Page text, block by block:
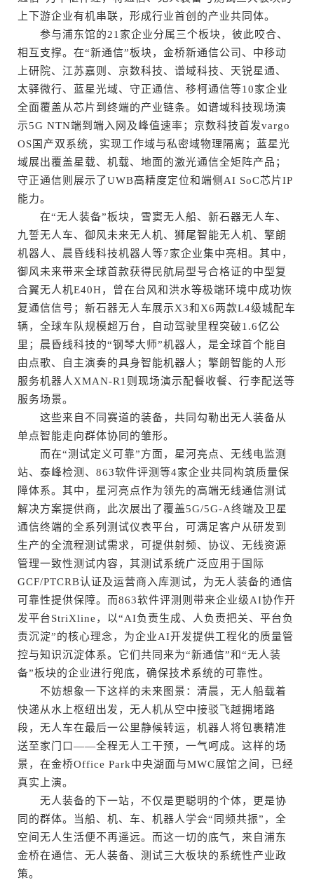
上下游企业有机串联，形成行业首创的产业共同体。
参与浦东馆的21家企业分属三个板块，彼此咬合、
相互支撑。在“新通信”板块，金桥新通信公司、中移动
上研院、江苏嘉则、京数科技、谱域科技、天锐星通、
太驿微行、蓝星光域、守正通信、移柯通信等10家企业
全面覆盖从芯片到终端的产业链条。如谱域科技现场演
示5G NTN端到端入网及峰值速率；京数科技首发vargo
OS国产双系统，实现工作域与私密域物理隔离；蓝星光
域展出覆盖星载、机载、地面的激光通信全矩阵产品；
守正通信则展示了UWB高精度定位和端侧AI SoC芯片IP
能力。
在“无人装备”板块，雪窦无人船、新石器无人车、
九誓无人车、御风未来无人机、狮尾智能无人机、擎朗
机器人、晨昏线科技机器人等7家企业集中亮相。其中，
御风未来带来全球首款获得民航局型号合格证的中型复
合翼无人机E40H，曾在台风和洪水等极端环境中成功恢
复通信信号；新石器无人车展示X3和X6两款L4级城配车
辆，全球车队规模超万台，自动驾驶里程突破1.6亿公
里；晨昏线科技的“钢琴大师”机器人，是全球首个能自
由点歌、自主演奏的具身智能机器人；擎朗智能的人形
服务机器人XMAN-R1则现场演示配餐收餐、行李配送等
服务场景。
这些来自不同赛道的装备，共同勾勒出无人装备从
单点智能走向群体协同的雏形。
而在“测试定义可靠”方面，星河亮点、无线电监测
站、泰峰检测、863软件评测等4家企业共同构筑质量保
障体系。其中，星河亮点作为领先的高端无线通信测试
解决方案提供商，此次展出了覆盖5G/5G-A终端及卫星
通信终端的全系列测试仪表平台，可满足客户从研发到
生产的全流程测试需求，可提供射频、协议、无线资源
管理一致性测试内容，其测试系统广泛应用于国际
GCF/PTCRB认证及运营商入库测试，为无人装备的通信
可靠性提供保障。而863软件评测则带来企业级AI协作开
发平台StriXline，以“AI负责生成、人负责把关、平台负
责沉淀”的核心理念，为企业AI开发提供工程化的质量管
控与知识沉淀体系。它们共同来为“新通信”和“无人装
备”板块的企业进行兜底，确保技术系统的可靠性。
不妨想象一下这样的未来图景：清晨，无人船载着
快递从水上枢纽出发，无人机从空中接驳飞越拥堵路
段，无人车在最后一公里静候转运，机器人将包裹精准
送至家门口——全程无人工干预，一气呵成。这样的场
景，在金桥Office Park中央湖面与MWC展馆之间，已经
真实上演。
无人装备的下一站，不仅是更聪明的个体，更是协
同的群体。当船、机、车、机器人学会“同频共振”，全
空间无人生活便不再遥远。而这一切的底气，来自浦东
金桥在通信、无人装备、测试三大板块的系统性产业政
策。